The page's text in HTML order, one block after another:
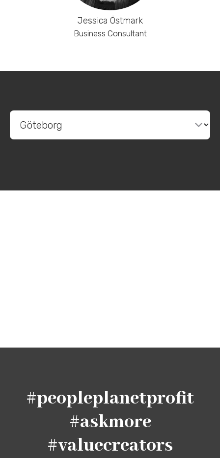
Jessica Östmark
Business Consultant
#peopleplanetprofit
#askmore
#valuecreators